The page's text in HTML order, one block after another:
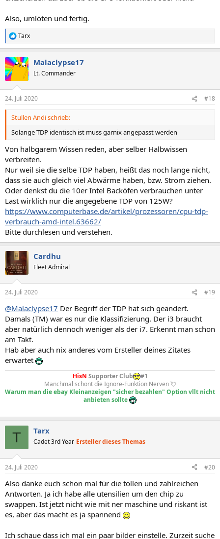
Also, umlöten und fertig.
R
e
k
t
i
e
n
Tarx
Malaclypse17
Lt. Commander
24. Juli 2020 #18
Stullen Andi schrieb:
Solange TDP identisch ist muss garnix angepasst werden
Von halbgarem Wissen reden, aber selber Halbwissen
verbreiten.
Nur weil sie die selbe TDP haben, heißt das noch lange nicht,
dass sie auch gleich viel Abwärme haben, bzw. Strom ziehen.
Oder denkst du die 10er Intel Backöfen verbrauchen unter
Last wirklich nur die angegebene TDP von 125W?
https://www.computerbase.de/artikel/prozessoren/cpu-tdp-
verbrauch-amd-intel.63662/
Bitte durchlesen und verstehen.
Cardhu
Fleet Admiral
24. Juli 2020 #19
@Malaclypse17 Der Begriff der TDP hat sich geändert.
Damals (TM) war es nur die Klassifizierung. Der i3 braucht
aber natürlich dennoch weniger als der i7. Erkennt man schon
am Takt.
Hab aber auch nix anderes vom Ersteller deines Zitates
erwartet
HisN Supporter Club
#1
Manchmal schont die Ignore-Funktion Nerven 💘
Warum man die ebay Kleinanzeigen "sicher bezahlen" Option vllt nicht
anbieten sollte
T Tarx
Cadet 3rd Year Ersteller dieses Themas
24. Juli 2020 #20
Also danke euch schon mal für die tollen und zahlreichen
Antworten. Ja ich habe alle utensilien um den chip zu
swappen. Ist jetzt nicht wie mit ner maschine und riskant ist
es, aber das macht es ja spannend
Ich schaue dass ich mal ein paar bilder einstelle. Zurzeit suche